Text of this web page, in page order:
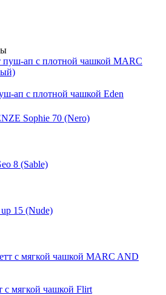
ап с плотной чашкой Eden
с мягкой чашкой Flirt